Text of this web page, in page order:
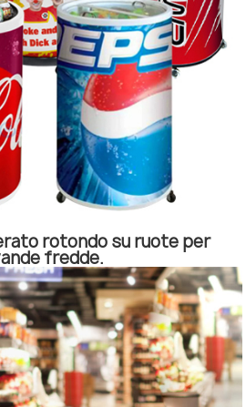
rotondo su ruote per
fredde.